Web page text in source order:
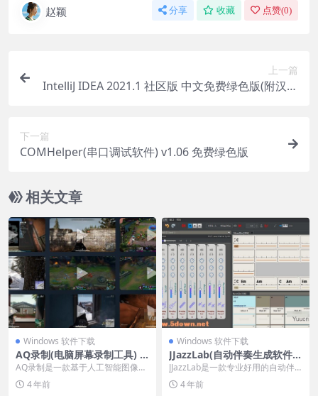
赵颖 分享 收藏 点赞(0)
上一篇
IntelliJ IDEA 2021.1 社区版 中文免费绿色版(附汉化
下一篇
COMHelper(串口调试软件) v1.06 免费绿色版
相关文章
Windows 软件下载
AQ录制(电脑屏幕录制工具) v
1.7.8.0 免费安装版
AQ录制是一款基于人工智能图像识
别的游戏高光及录制工具，打开软
件，即可记录您在游...
4 年前
Windows 软件下载
JJazzLab(自动伴奏生成软件)
v2.3 免费安装版(附安装教程)
JJazzLab是一款专业好用的自动伴
奏生成软件，这款软件主要适用于
音乐爱好者使...
4 年前